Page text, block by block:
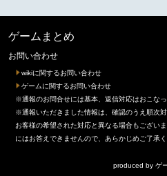
ゲームまとめ
お問い合わせ
wikiに関するお問い合わせ
ゲームに関するお問い合わせ
※通報のお問合せには基本、返信対応はおこなっ
※通報いただきました情報は、確認のうえ順次
お客様の希望された対応と異なる場合もござい
にはお答えできませんので、あらかじめご了承く
produced by ゲ